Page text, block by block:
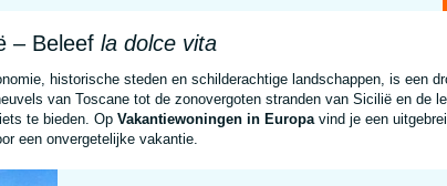
– Beleef la dolce vita
historische steden en schilderachtige landschappen, is een
van Toscane tot de zonovergoten stranden van Sicilië en de
te bieden. Op Vakantiewoningen in Europavind je een
een onvergetelijke vakantie.